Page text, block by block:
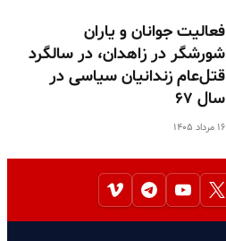
فعالیت جوانان و یاران
شورشگر در زاهدان، در سالگرد
قتل‌عام زندانیان سیاسی در
سال ۶۷
۱۶ مرداد ۱۴۰۵